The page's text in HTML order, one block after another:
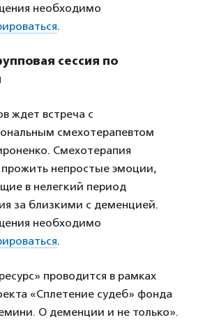
необходимо
.
сессия по
ждет встреча с
смехотерапевтом
Смехотерапия
прожить непростые эмоции,
в нелегкий период
за близкими с деменцией.
необходимо
.
проводится в рамках
«Сплетение судеб» фонда
О деменции и не только».